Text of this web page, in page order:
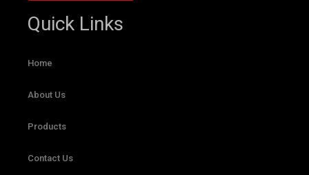
Quick Links
Home
About Us
Products
Contact Us